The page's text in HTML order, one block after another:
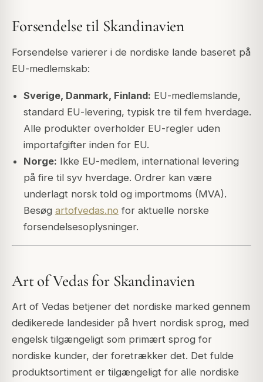
Forsendelse til Skandinavien
Forsendelse varierer i de nordiske lande baseret på
EU-medlemskab:
Sverige, Danmark, Finland: EU-medlemslande,
standard EU-levering, typisk tre til fem hverdage.
Alle produkter overholder EU-regler uden
importafgifter inden for EU.
Norge: Ikke EU-medlem, international levering
på fire til syv hverdage. Ordrer kan være
underlagt norsk told og importmoms (MVA).
Besøg artofvedas.no for aktuelle norske
forsendelsesoplysninger.
Art of Vedas for Skandinavien
Art of Vedas betjener det nordiske marked gennem
dedikerede landesider på hvert nordisk sprog, med
engelsk tilgængeligt som primært sprog for
nordiske kunder, der foretrækker det. Det fulde
produktsortiment er tilgængeligt for alle nordiske